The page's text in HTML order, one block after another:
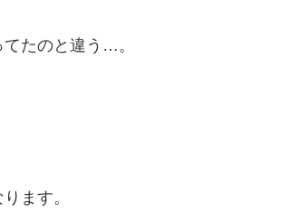
たのと違う…。
ます。